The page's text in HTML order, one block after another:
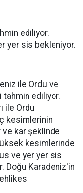
ediliyor.
yer sis bekleniyor.
ile Ordu ve
tahmin ediliyor.
ile Ordu
kesimlerinin
ve kar şeklinde
kesimlerinde
ve yer yer sis
Doğu Karadeniz'in